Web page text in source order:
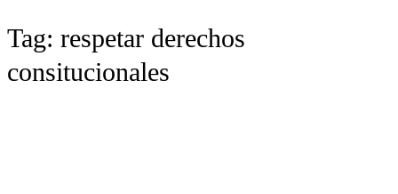
Tag: respetar derechos
consitucionales